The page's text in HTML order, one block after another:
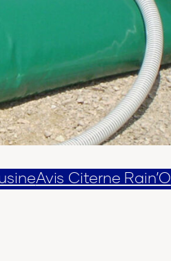
Avis Citerne Rain’O